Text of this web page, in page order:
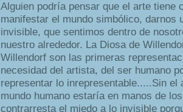
Alguien podría pensar que el arte tiene
manifestar el mundo simbólico, darnos
invisible, que sentimos dentro de
nuestro alrededor. La Diosa de
Willendorf son las primeras
necesidad del artista, del ser humano
representar lo inrepresentable.....Sin el
mundo humano estaría en manos de
contrarresta el miedo a lo invisible